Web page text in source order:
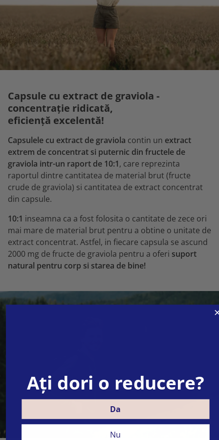
Capsule cu extract de graviola -
concentrație ridicată,
eficiență excelentă!
Capsulele cu extract de graviola contin un extract
extrem de concentrat si puternic din fructele de
graviola intr-un raport de 10:1, care reprezinta
raportul dintre cantitatea de material brut (fructe
crude de graviola) si cantitatea de extract concentrat
din capsule.
10:1 inseamna ca a fost folosita o cantitate de zece ori
mai mare de material brut pentru a obtine o unitate de
extract concentrat. Astfel, in fiecare capsula se ascund
2000 mg de fructe de graviola pentru a oferi suport
natural pentru corp si starea de bine!
Ați dori o reducere?
Da
Nu